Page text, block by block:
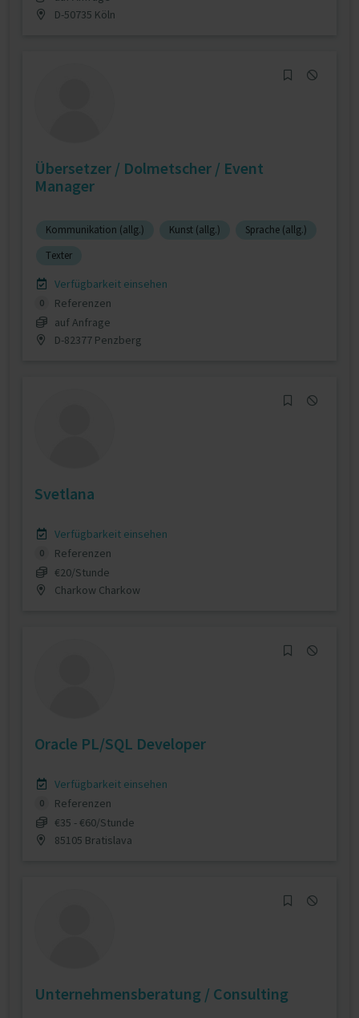
D-50735 Köln
Übersetzer / Dolmetscher / Event
Manager
Kommunikation (allg.) Kunst (allg.)
Sprache (allg.)
Texter
Verfügbarkeit einsehen
0
Referenzen
auf Anfrage
D-82377 Penzberg
Svetlana
Verfügbarkeit einsehen
0
Referenzen
€20/Stunde
Charkow Charkow
Oracle PL/SQL Developer
Verfügbarkeit einsehen
0
Referenzen
€35 - €60/Stunde
85105 Bratislava
Unternehmensberatung / Consulting